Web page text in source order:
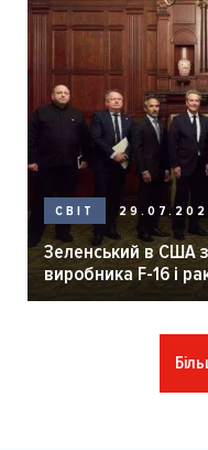
СВІТ
Зеленський в США
виробника F-16 і